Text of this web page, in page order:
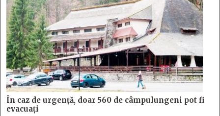
În caz de urgență, doar 560 de câmpulungeni pot fi
evacuați